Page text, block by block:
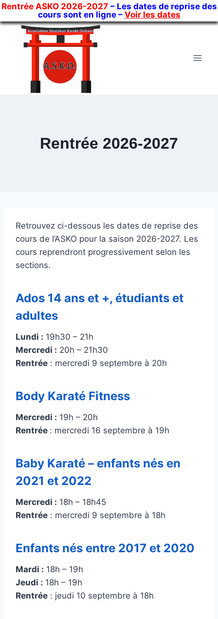
Rentrée ASKO 2026-2027 – Les dates de reprise des
cours sont en ligne – Voir les dates
Skip
Rentrée 2026-2027
Retrouvez ci-dessous les dates de reprise des
cours de l’ASKO pour la saison 2026-2027. Les
cours reprendront progressivement selon les
sections.
Ados 14 ans et +, étudiants et
adultes
Lundi : 19h30 – 21h
Mercredi : 20h – 21h30
Rentrée : mercredi 9 septembre à 20h
Body Karaté Fitness
Mercredi : 19h – 20h
Rentrée : mercredi 16 septembre à 19h
Baby Karaté – enfants nés en
2021 et 2022
Mercredi : 18h – 18h45
Rentrée : mercredi 9 septembre à 18h
Enfants nés entre 2017 et 2020
Mardi : 18h – 19h
Jeudi : 18h – 19h
Rentrée : jeudi 10 septembre à 18h